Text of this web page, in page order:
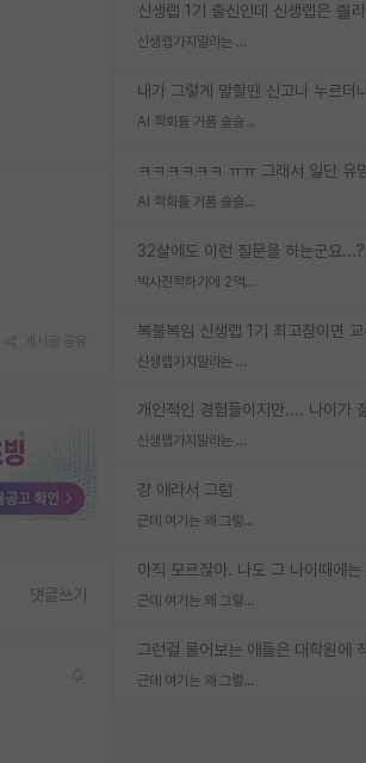
신생랩가지말라는 이유가 있었구나
내가 그렇게 말할땐 신고나 누르더니
AI 학회들 거품 슬슬 지적이 나오네요
AI 학회들 거품 슬슬 지적이 나오네요
32살에도 이런 질문을 하는군요...?
박사진학하기에 2억은 괜찮은 (?) 정도의 경제력인가요
신생랩가지말라는 이유가 있었구나
신생랩가지말라는 이유가 있었구나
걍 애라서 그럼
근데 여기는 왜 그렇게 SPK를 물어보는거임?
근데 여기는 왜 그렇게 SPK를 물어보는거임?
근데 여기는 왜 그렇게 SPK를 물어보는거임?
댓글쓰기